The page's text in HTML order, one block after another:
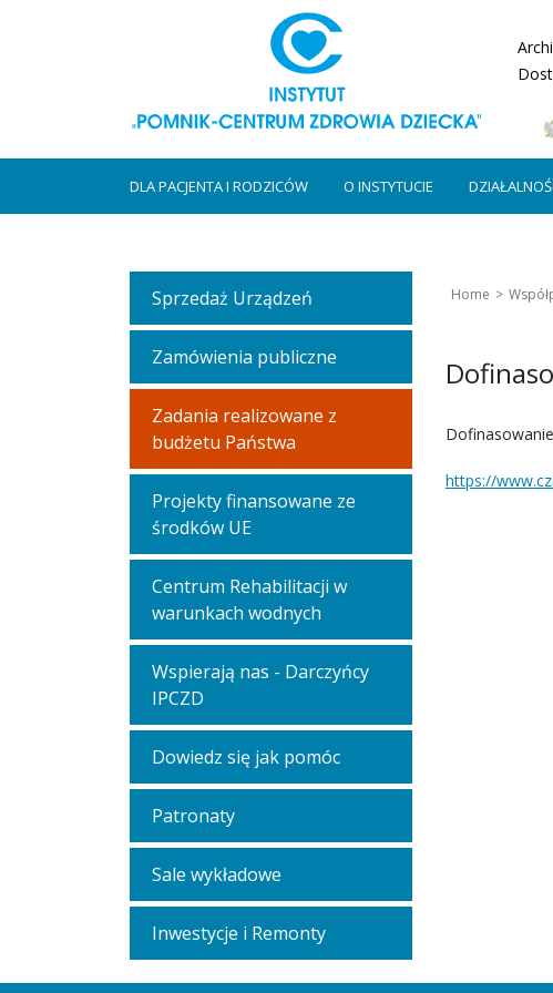
DLA PACJENTA I RODZICÓW O INSTYTUCIE
Sprzedaż Urządzeń
Zamówienia publiczne
Zadania realizowane z
budżetu Państwa
Projekty finansowane ze
środków UE
Centrum Rehabilitacji w
warunkach wodnych
Wspierają nas - Darczyńcy
IPCZD
Dowiedz się jak pomóc
Patronaty
Sale wykładowe
Inwestycje i Remonty
Home
https://